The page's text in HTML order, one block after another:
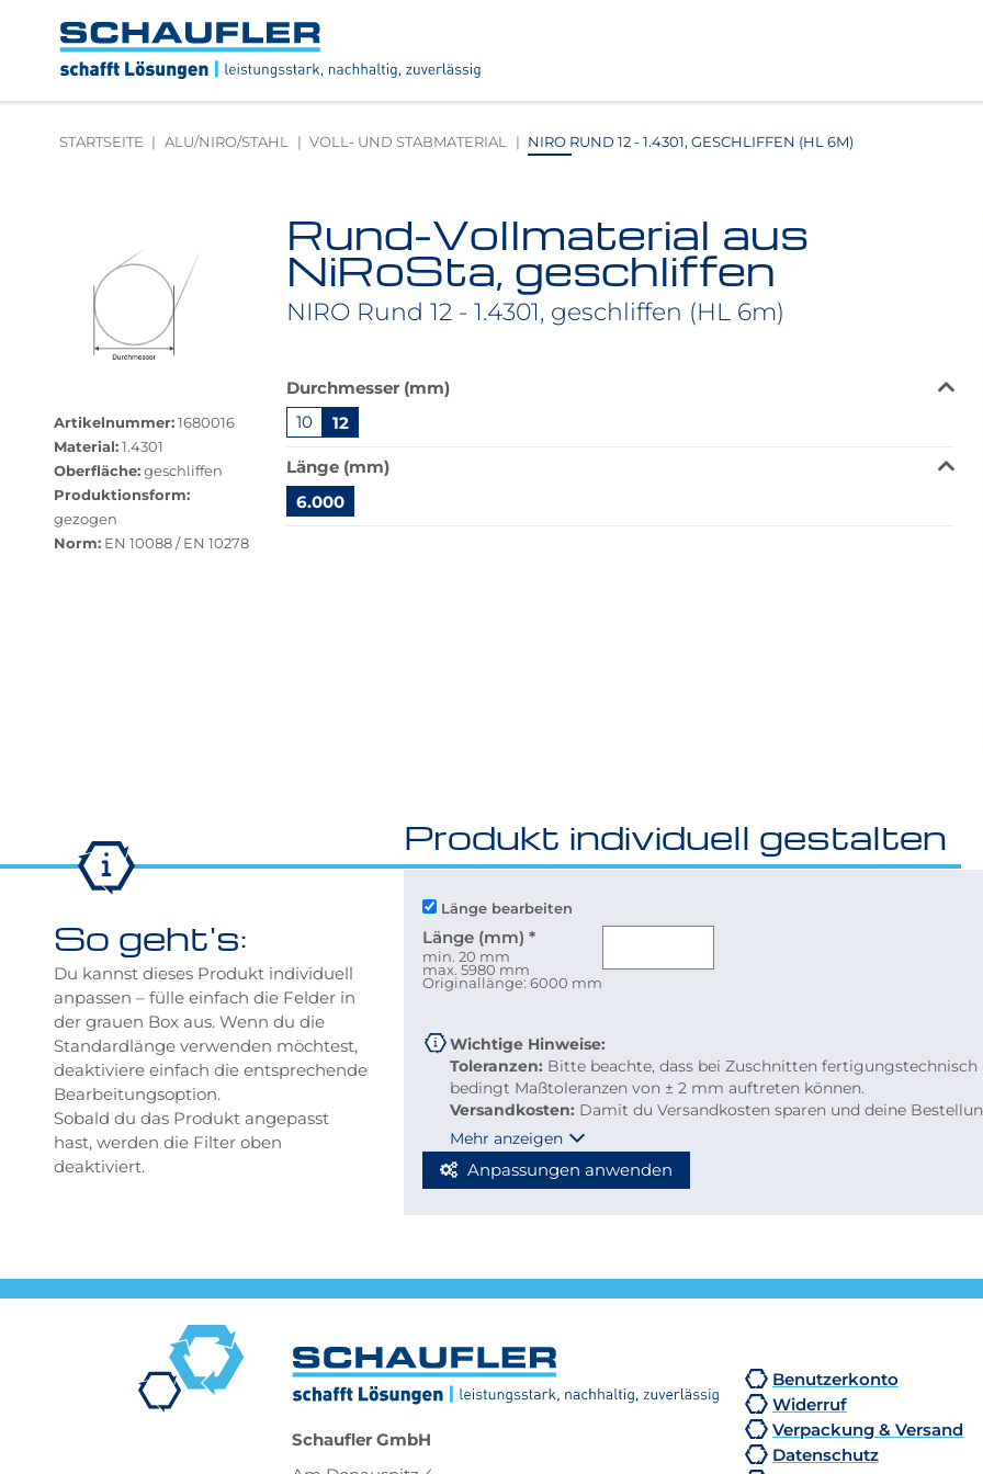
Hauptnavigation
Footernavigation
Logo
verlinkt
zur
STARTSEITE ALU/NIRO/STAHL VOLL- UND STABMATERIAL NIRO RUND 12 - 1.4301, GESCHLIFFEN (HL 6M)
überspringen
Artikelnummer:1680016
Material:1.4301
Oberfläche:geschliffen
Produktionsform:
gezogen
Norm:EN 10088 / EN 10278
Rund-Vollmaterial aus
NiRoSta, geschliffen
NIRO Rund 12 - 1.4301, geschliffen (HL 6m)
Das
Produkt
ist
in
dieser
Variante
nicht
Variante.
Durchmesser (mm)
10
12
Länge (mm)
6.000
Produkt individuell gestalten
So geht's:
Du kannst dieses Produkt individuell
anpassen – fülle einfach die Felder in
der grauen Box aus. Wenn du die
Standardlänge verwenden möchtest,
deaktiviere einfach die entsprechende
Bearbeitungsoption.
Sobald du das Produkt angepasst
hast, werden die Filter oben
deaktiviert.
Länge bearbeiten
Länge (mm)*
min. 20 mm
max. 5980 mm
Originallänge: 6000 mm
Wichtige Hinweise:
Toleranzen: Bitte beachte, dass bei Zuschnitten fertigungstechnisch
bedingt Maßtoleranzen von ± 2 mm auftreten können.
Versandkosten: Damit du Versandkosten sparen und deine
bequem per Paketdienst geliefert werden kann, beachte bitte folgende
Richtlinien für Kleinmengen-Zuschnitte
Stabmaterial: maximal 2.000 mm Länge
Berechnung: 2 × Breite + 1 × längste Seite (max. 2.000 mm)
Mehr anzeigen
Anpassungen anwenden
Schaufler GmbH
Benutzerkonto
Widerruf
Verpackung & Versand
Datenschutz